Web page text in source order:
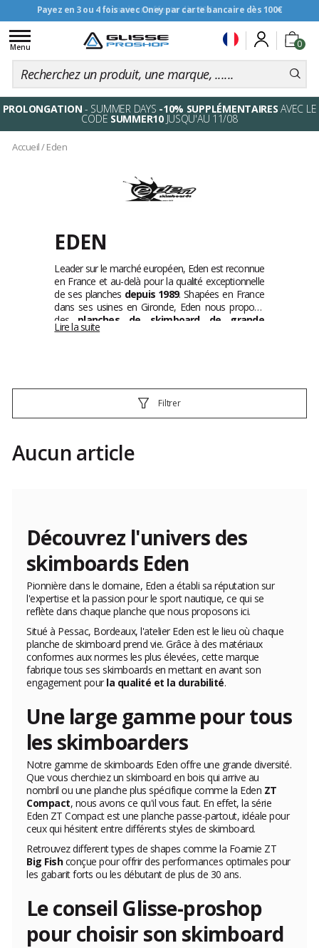
Payez en 3 ou 4 fois avec Oney par carte bancaire dès 100€
Livraison offerte dès 99€
0
Toggle
navigation
Menu
PROLONGATION - SUMMER DAYS -10% SUPPLÉMENTAIRES AVEC LE
CODE SUMMER10JUSQU'AU 11/08
Accueil/Eden
EDEN
Leader sur le marché européen, Eden est reconnue
en France et au-delà pour la qualité exceptionnelle
de ses planches depuis 1989. Shapées en France
dans ses usines en Gironde, Eden nous propose
des planches de skimboard de grande
qualité, très techniques et eco responsable
Lire la suite
Filtrer
Aucun article
Découvrez l'univers des
skimboards Eden
Pionnière dans le domaine, Eden a établi sa réputation sur
l'expertise et la passion pour le sport nautique, ce qui se
reflète dans chaque planche que nous proposons ici.
Situé à Pessac, Bordeaux, l'atelier Eden est le lieu où chaque
planche de skimboard prend vie. Grâce à des matériaux
conformes aux normes les plus élevées, cette marque
fabrique tous ses skimboards en mettant en avant son
engagement pour la qualité et la durabilité.
Une large gamme pour tous
les skimboarders
Notre gamme de skimboards Eden offre une grande diversité.
Que vous cherchiez un skimboard en bois qui arrive au
nombril ou une planche plus spécifique comme la Eden ZT
Compact, nous avons ce qu'il vous faut. En effet, la série
Eden ZT Compact est une planche passe-partout, idéale pour
ceux qui hésitent entre différents styles de skimboard.
Retrouvez different types de shapes comme la Foamie ZT
Big Fishconçue pour offrir des performances optimales pour
les gabarit forts ou les débutant de plus de 30 ans.
Le conseil Glisse-proshop
pour choisir son skimboard